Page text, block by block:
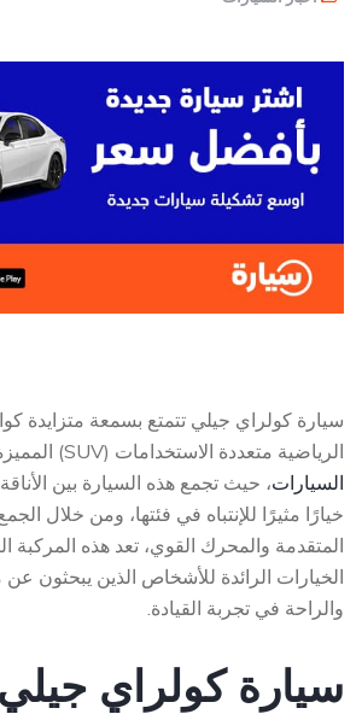
سيارة كولراي جيلي تتمتع بسمعة متزايدة
الرياضية متعددة الاستخدامات (SUV) المميزة في
السيارات، حيث تجمع هذه السيارة بين الأناقة
خيارًا مثيرًا للإنتباه في فئتها، ومن خلال
المتقدمة والمحرك القوي، تعد هذه المركبة
الخيارات الرائدة للأشخاص الذين يبحثون عن
والراحة في تجربة القيادة.
سيارة كولراي جيلي